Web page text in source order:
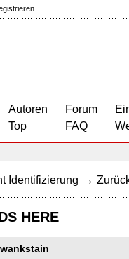
Autoren
Top
Forum
FAQ
Identifizierung →
HERE